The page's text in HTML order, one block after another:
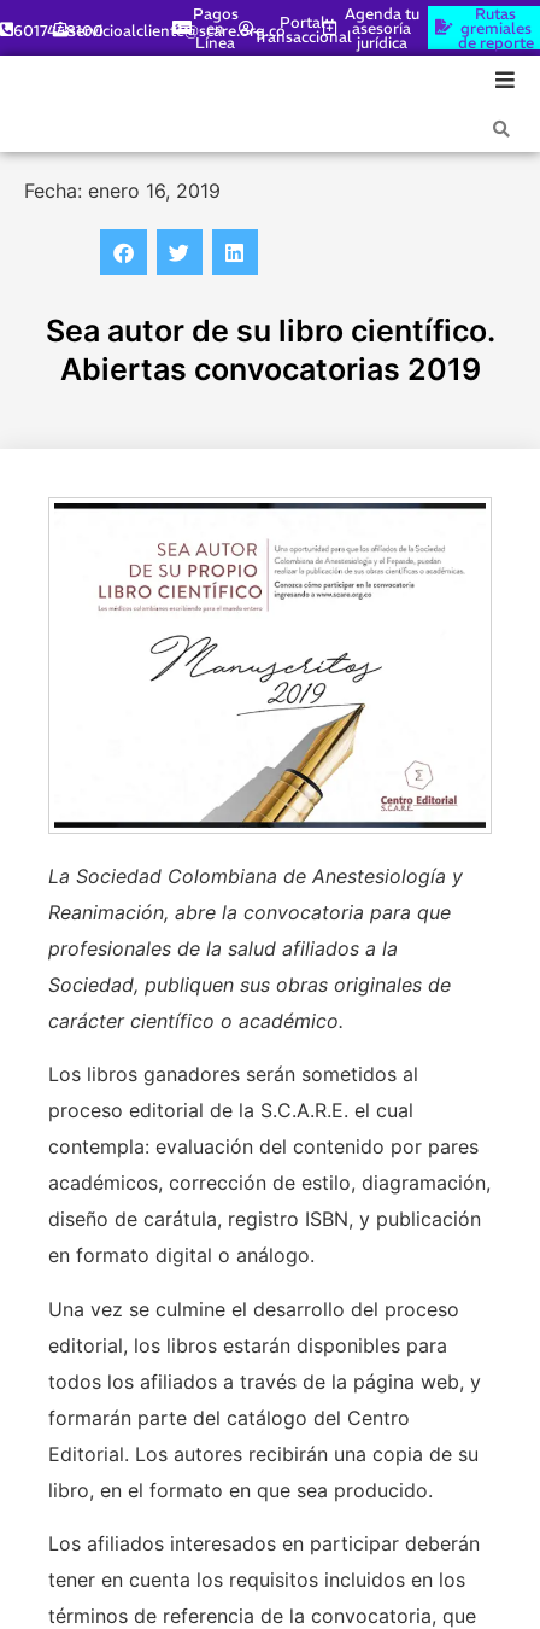
6017448100servicioalcliente@scare.org.co
Pagos
en
Línea
Portal
Transaccional
Agenda tu
asesoría
jurídica
Rutas
gremiales
de reporte
Fecha: enero 16, 2019
Sea autor de su libro científico.
Abiertas convocatorias 2019
La Sociedad Colombiana de Anestesiología y
Reanimación, abre la convocatoria para que
profesionales de la salud afiliados a la
Sociedad, publiquen sus obras originales de
carácter científico o académico.
Los libros ganadores serán sometidos al
proceso editorial de la S.C.A.R.E. el cual
contempla: evaluación del contenido por pares
académicos, corrección de estilo, diagramación,
diseño de carátula, registro ISBN, y publicación
en formato digital o análogo.
Una vez se culmine el desarrollo del proceso
editorial, los libros estarán disponibles para
todos los afiliados a través de la página web, y
formarán parte del catálogo del Centro
Editorial. Los autores recibirán una copia de su
libro, en el formato en que sea producido.
Los afiliados interesados en participar deberán
tener en cuenta los requisitos incluidos en los
términos de referencia de la convocatoria, que